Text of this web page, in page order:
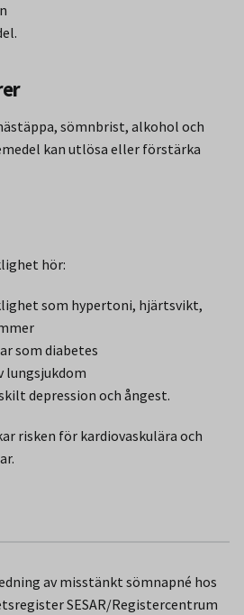
sömnbrist, alkohol och
kan utlösa eller förstärka
hör:
som hypertoni, hjärtsvikt,
som diabetes
depression och ångest.
risken för kardiovaskulära och
av misstänkt sömnapné hos
SESAR/Registercentrum